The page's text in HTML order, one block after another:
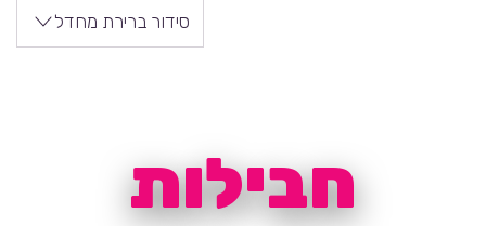
סידור ברירת מחדל
חבילות